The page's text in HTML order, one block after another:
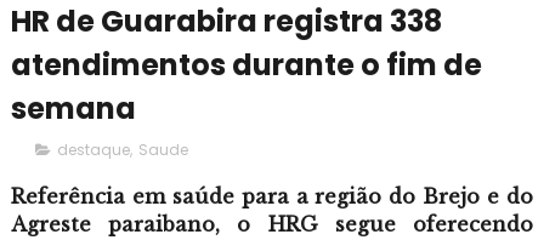
HR de Guarabira registra 338
atendimentos durante o fim de
semana
destaque, Saude
Referência em saúde para a região do Brejo e do
Agreste paraibano, o HRG segue oferecendo